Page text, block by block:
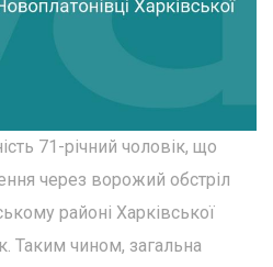
71-річний чоловік, що
через ворожий обстріл
районі Харківської
Таким чином, загальна